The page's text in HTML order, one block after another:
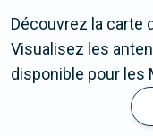
Découvrez la carte
Visualisez les
disponible pour les